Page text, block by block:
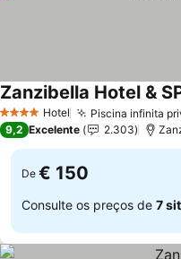
4 EstrelasHotel Piscina infinita
Zanzibella Hotel &
9,2 Excelente 2.303
De € 150
Consulte os preços de 7